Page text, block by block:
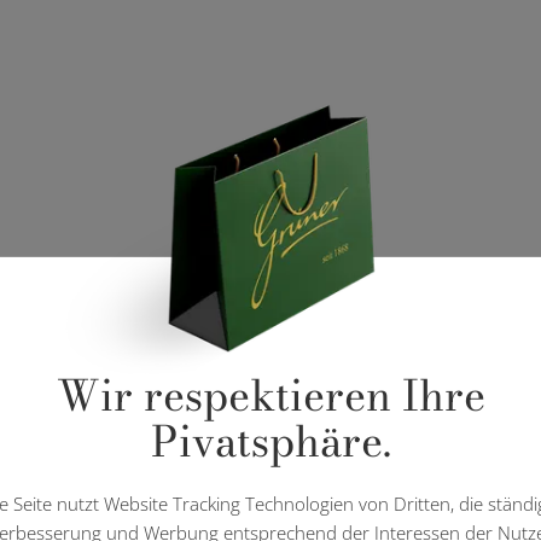
Wir respektieren Ihre
Pivatsphäre.
Seite nutzt Website Tracking Technologien von Dritten, die
und Werbung entsprechend der Interessen der